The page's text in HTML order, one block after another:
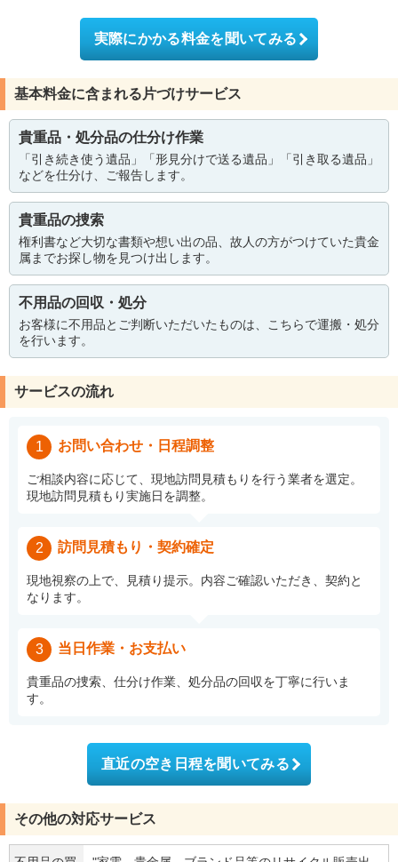
実際にかかる料金を聞いてみる
基本料金に含まれる片づけサービス
貴重品・処分品の仕分け作業
「引き続き使う遺品」「形見分けで送る遺品」「引き取る遺品」
などを仕分け、ご報告します。
貴重品の捜索
権利書など大切な書類や想い出の品、故人の方がつけていた貴金
属までお探し物を見つけ出します。
不用品の回収・処分
お客様に不用品とご判断いただいたものは、こちらで運搬・処分
を行います。
サービスの流れ
1 お問い合わせ・日程調整
ご相談内容に応じて、現地訪問見積もりを行う業者を選定。
現地訪問見積もり実施日を調整。
2 訪問見積もり・契約確定
現地視察の上で、見積り提示。内容ご確認いただき、契約と
なります。
3 当日作業・お支払い
貴重品の捜索、仕分け作業、処分品の回収を丁寧に行いま
す。
直近の空き日程を聞いてみる
その他の対応サービス